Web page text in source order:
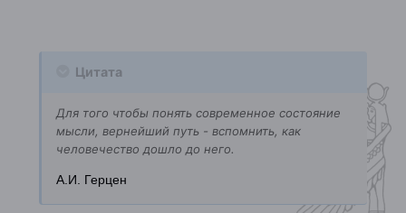
Цитата
Для того чтобы понять современное состояние
мысли, вернейший путь - вспомнить, как
человечество дошло до него.
А.И. Герцен